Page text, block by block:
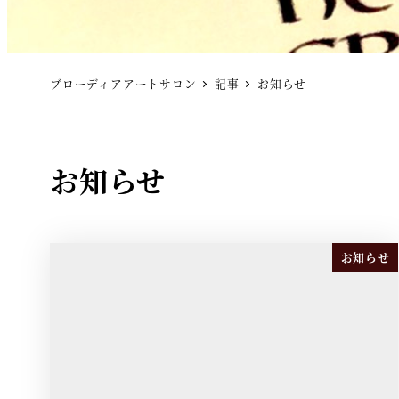
ブローディアアートサロン 記事 お知らせ
お知らせ
お知らせ